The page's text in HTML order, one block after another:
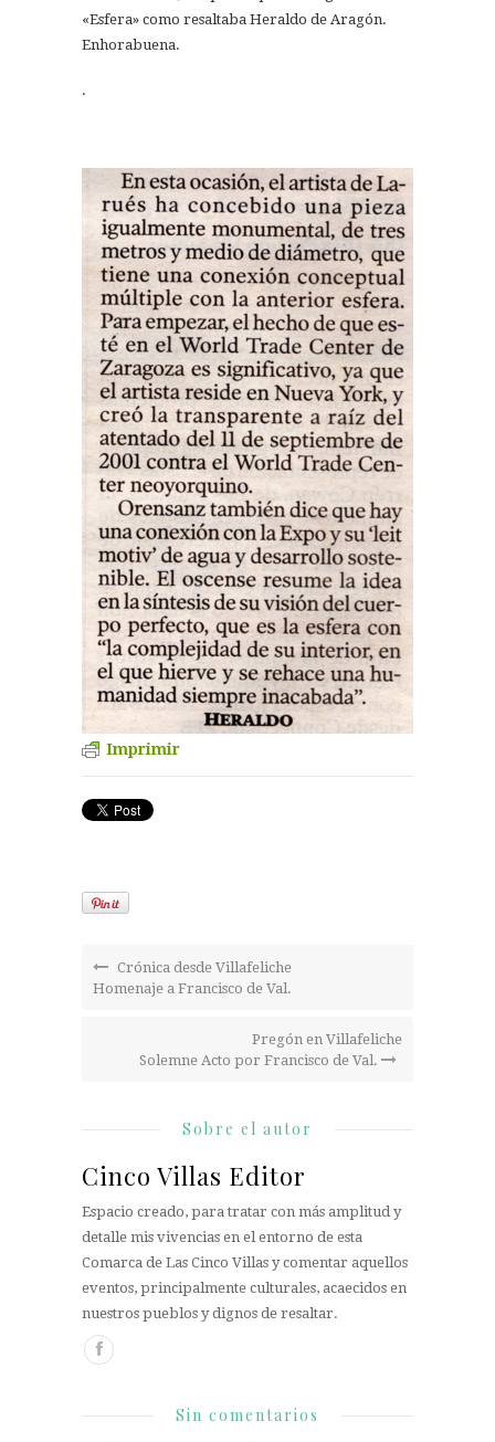
«Esfera» como resaltaba Heraldo de Aragón.
Enhorabuena.
.
Imprimir
Crónica desde Villafeliche
Homenaje a Francisco de Val.
Pregón en Villafeliche
Solemne Acto por Francisco de Val.
Sobre el autor
Cinco Villas Editor
Espacio creado, para tratar con más amplitud y
detalle mis vivencias en el entorno de esta
Comarca de Las Cinco Villas y comentar aquellos
eventos, principalmente culturales, acaecidos en
nuestros pueblos y dignos de resaltar.
Sin comentarios